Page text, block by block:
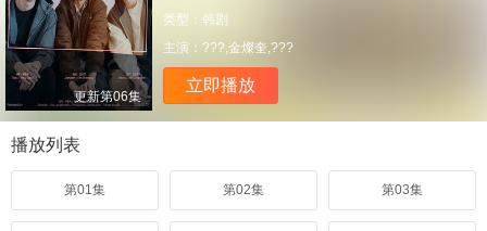
更新第06集
类型： 韩剧
主演： ???,金燦奎,???
立即播放
播放列表
第01集 第02集 第03集